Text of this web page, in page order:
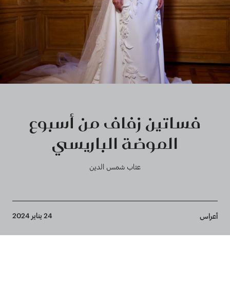
فساتين زفاف من أسبوع
الموضة الباريسي
عتاب شمس الدين
Breadcrumb
أعراس 24 يناير 2024